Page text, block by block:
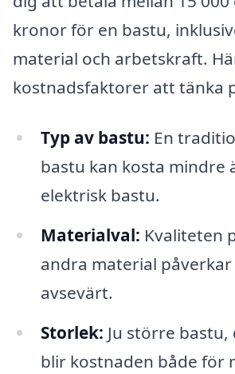
kronor för en bastu,
material och arbetskraft.
kostnadsfaktorer att tänka
Typ av bastu: En
bastu kan kosta mindre
elektrisk bastu.
Materialval: Kvaliteten
andra material
avsevärt.
Storlek: Ju större
blir kostnaden både för